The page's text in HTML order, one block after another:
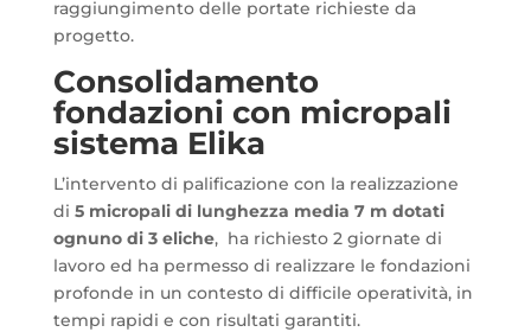
raggiungimento delle portate richieste da
progetto.
Consolidamento
fondazioni con micropali
sistema Elika
L’intervento di palificazione con la realizzazione
di 5 micropali di lunghezza media 7 m dotati
ognuno di 3 eliche, ha richiesto 2 giornate di
lavoro ed ha permesso di realizzare le fondazioni
profonde in un contesto di difficile operatività, in
tempi rapidi e con risultati garantiti.